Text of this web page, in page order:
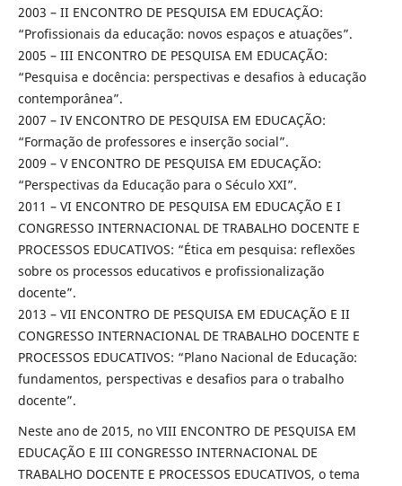
2003 – II ENCONTRO DE PESQUISA EM EDUCAÇÃO:
“Profissionais da educação: novos espaços e atuações”.
2005 – III ENCONTRO DE PESQUISA EM EDUCAÇÃO:
“Pesquisa e docência: perspectivas e desafios à educação
contemporânea”.
2007 – IV ENCONTRO DE PESQUISA EM EDUCAÇÃO:
“Formação de professores e inserção social”.
2009 – V ENCONTRO DE PESQUISA EM EDUCAÇÃO:
“Perspectivas da Educação para o Século XXI”.
2011 – VI ENCONTRO DE PESQUISA EM EDUCAÇÃO E I
CONGRESSO INTERNACIONAL DE TRABALHO DOCENTE E
PROCESSOS EDUCATIVOS: “Ética em pesquisa: reflexões
sobre os processos educativos e profissionalização
docente”.
2013 – VII ENCONTRO DE PESQUISA EM EDUCAÇÃO E II
CONGRESSO INTERNACIONAL DE TRABALHO DOCENTE E
PROCESSOS EDUCATIVOS: “Plano Nacional de Educação:
fundamentos, perspectivas e desafios para o trabalho
docente”.
Neste ano de 2015, no VIII ENCONTRO DE PESQUISA EM
EDUCAÇÃO E III CONGRESSO INTERNACIONAL DE
TRABALHO DOCENTE E PROCESSOS EDUCATIVOS, o tema